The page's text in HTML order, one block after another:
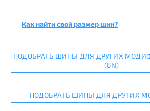
Как найти свой размер шин?
ПОДОБРАТЬ ШИНЫ ДЛЯ ДРУГИХ
(8N)
ПОДОБРАТЬ ШИНЫ ДЛЯ ДРУГИХ